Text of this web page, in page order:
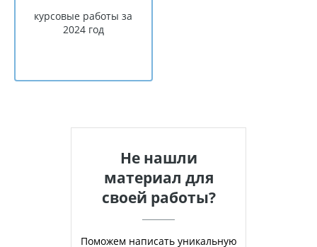
курсовые работы за
2024 год
Не нашли
материал для
своей работы?
Поможем написать уникальную